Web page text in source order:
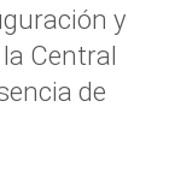
y
Central
de